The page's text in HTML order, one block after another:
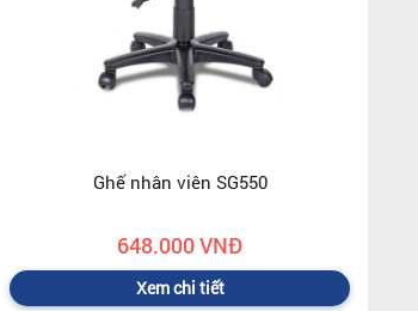
Ghế nhân viên SG550
648.000 VNĐ
Xem chi tiết